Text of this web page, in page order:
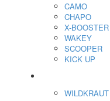
CAMO
CHAPO
X-BOOSTER
WAKEY
SCOOPER
KICK UP
WILDKRAUT